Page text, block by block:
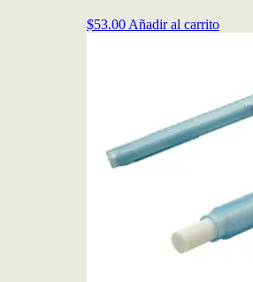
$53.00 Añadir al carrito